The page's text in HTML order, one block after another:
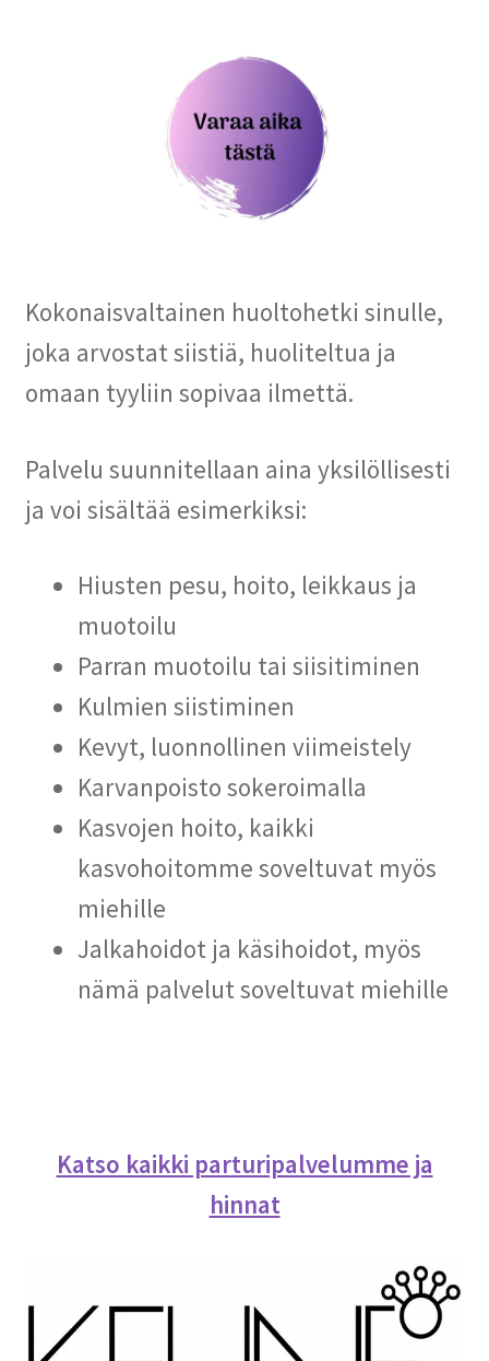
Kokonaisvaltainen huoltohetki sinulle,
joka arvostat siistiä, huoliteltua ja
omaan tyyliin sopivaa ilmettä.
Palvelu suunnitellaan aina yksilöllisesti
ja voi sisältää esimerkiksi:
Hiusten pesu, hoito, leikkaus ja
muotoilu
Parran muotoilu tai siisitiminen
Kulmien siistiminen
Kevyt, luonnollinen viimeistely
Karvanpoisto sokeroimalla
Kasvojen hoito, kaikki
kasvohoitomme soveltuvat myös
miehille
Jalkahoidot ja käsihoidot, myös
nämä palvelut soveltuvat miehille
Katso kaikki parturipalvelumme ja
hinnat